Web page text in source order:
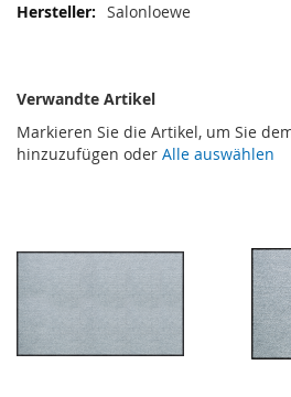
Salonloewe
Verwandte Artikel
Markieren Sie die Artikel, um Sie
hinzuzufügen oder Alle auswählen